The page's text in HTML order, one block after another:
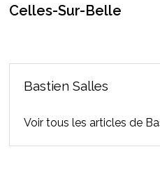
Celles-Sur-Belle
Bastien Salles
Voir tous les articles de